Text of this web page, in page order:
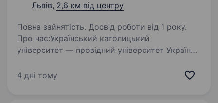
Львів, 2,6 км від центру
Повна зайнятість. Досвід роботи від 1 року.
Про нас:Український католицький
університет — провідний університет України.
поєднуючи сучасну освіту з етичними
4 дні тому